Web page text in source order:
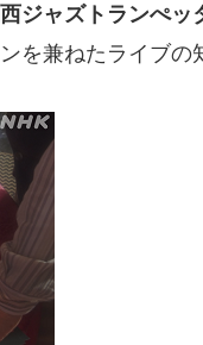
西ジャズトランぺッ
を兼ねたライブの